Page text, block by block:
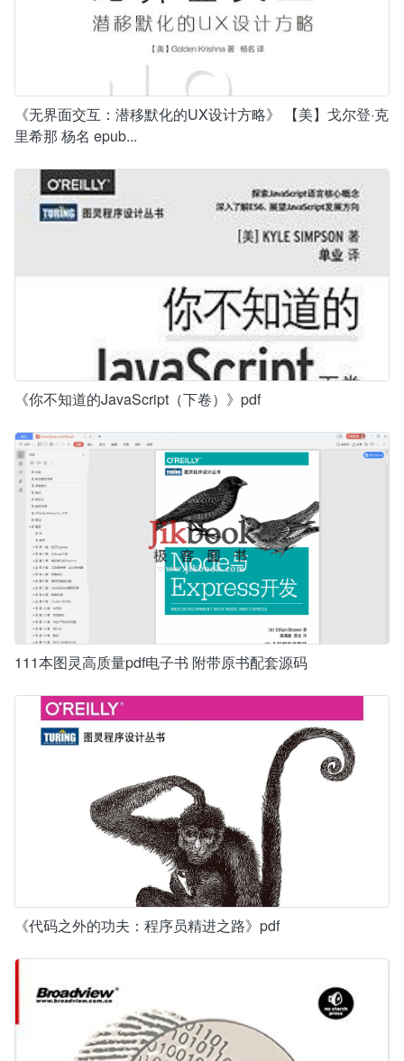
《无界面交互：潜移默化的UX设计方略》 【美】戈尔登·克
里希那 杨名 epub...
《你不知道的JavaScript（下卷）》pdf
111本图灵高质量pdf电子书 附带原书配套源码
《代码之外的功夫：程序员精进之路》pdf